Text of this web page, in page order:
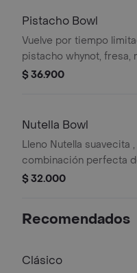
Pistacho Bowl
Vuelve por tiempo
pistacho whynot, fresa,
almendra, leche en polvo
$ 36.900
Nutella Bowl
Lleno Nutella suavecita
combinación perfecta
banano, maní triturado y
$ 32.000
Recomendados
Clásico